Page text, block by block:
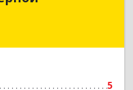
5
Подробнее